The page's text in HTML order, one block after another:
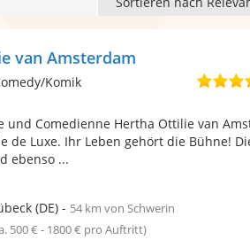
van Amsterdam
Komik
und Comedienne Hertha Ottilie van
de Luxe. Ihr Leben gehört die Bühne!
ebenso ...
(DE)- 54 km von Schwerin
500 € - 1800 € pro Auftritt)